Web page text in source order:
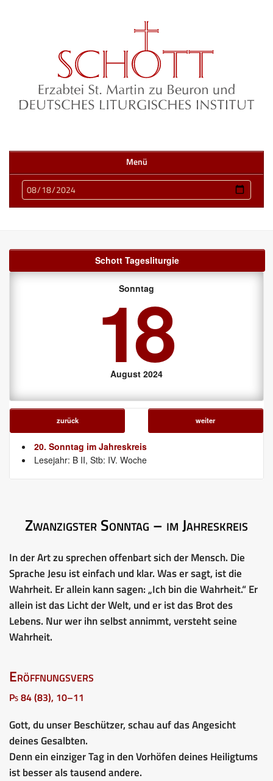
Menü
Schott Tagesliturgie
Sonntag
18
August 2024
zurück weiter
20. Sonntag im Jahreskreis
Lesejahr: B II, Stb: IV. Woche
Zwanzigster Sonntag – im Jahreskreis
In der Art zu sprechen offenbart sich der Mensch. Die
Sprache Jesu ist einfach und klar. Was er sagt, ist die
Wahrheit. Er allein kann sagen: „Ich bin die Wahrheit.“ Er
allein ist das Licht der Welt, und er ist das Brot des
Lebens. Nur wer ihn selbst annimmt, versteht seine
Wahrheit.
Eröffnungsvers
Ps 84 (83), 10–11
Gott, du unser Beschützer, schau auf das Angesicht
deines Gesalbten.
Denn ein einziger Tag in den Vorhöfen deines Heiligtums
ist besser als tausend andere.